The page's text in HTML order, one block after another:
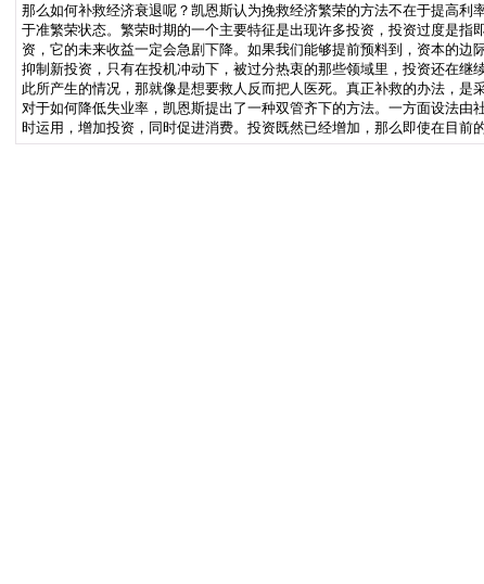
那么如何补救经济衰退呢？凯恩斯认为挽救经济繁荣的方法不在于提高
于准繁荣状态。繁荣时期的一个主要特征是出现许多投资，投资过度是
资，它的未来收益一定会急剧下降。如果我们能够提前预料到，资本的
抑制新投资，只有在投机冲动下，被过分热衷的那些领域里，投资还在
此所产生的情况，那就像是想要救人反而把人医死。真正补救的办法，是
对于如何降低失业率，凯恩斯提出了一种双管齐下的方法。一方面设法
时运用，增加投资，同时促进消费。投资既然已经增加，那么即使在目